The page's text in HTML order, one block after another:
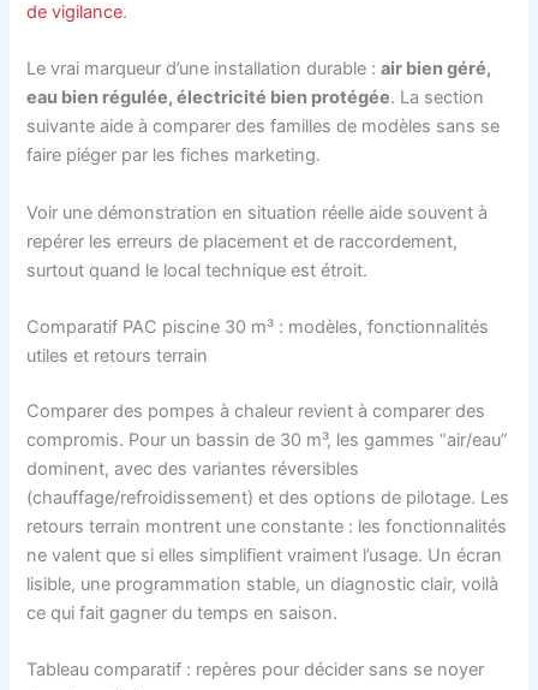
de vigilance.
Le vrai marqueur d’une installation durable :air bien géré,
eau bien régulée, électricité bien protégée. La section
suivante aide à comparer des familles de modèles sans se
faire piéger par les fiches marketing.
Voir une démonstration en situation réelle aide souvent à
repérer les erreurs de placement et de raccordement,
surtout quand le local technique est étroit.
Comparatif PAC piscine 30 m³ : modèles, fonctionnalités
utiles et retours terrain
Comparer des pompes à chaleur revient à comparer des
compromis. Pour un bassin de 30 m³, les gammes “air/eau”
dominent, avec des variantes réversibles
(chauffage/refroidissement) et des options de pilotage. Les
retours terrain montrent une constante : les fonctionnalités
ne valent que si elles simplifient vraiment l’usage. Un écran
lisible, une programmation stable, un diagnostic clair, voilà
ce qui fait gagner du temps en saison.
Tableau comparatif : repères pour décider sans se noyer